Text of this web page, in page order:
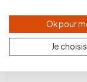
Ok pour
Je choisis